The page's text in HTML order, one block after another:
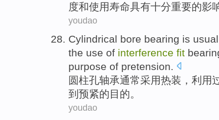
度和使用寿命具有十分重要的影
youdao
Cylindrical bore bearing is
the use of interference fit
purpose of pretension
圆柱孔轴承通常采用热装 ， 利用
到预紧的目的 。
youdao